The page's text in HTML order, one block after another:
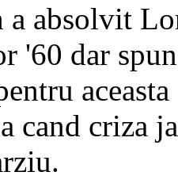
a absolvit
'60 dar
cand criza